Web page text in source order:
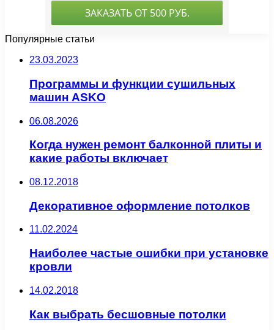
Популярные статьи
23.03.2023
Программы и функции сушильных
машин ASKO
06.08.2026
Когда нужен ремонт балконной плиты и
какие работы включает
08.12.2018
Декоративное оформление потолков
11.02.2024
Наиболее частые ошибки при установке
кровли
14.02.2018
Как выбрать бесшовные потолки